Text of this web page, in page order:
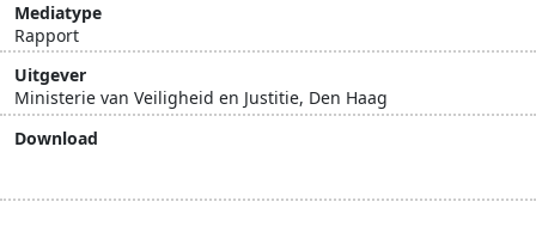
Mediatype
Rapport
Uitgever
Ministerie van Veiligheid en Justitie, Den Haag
Download